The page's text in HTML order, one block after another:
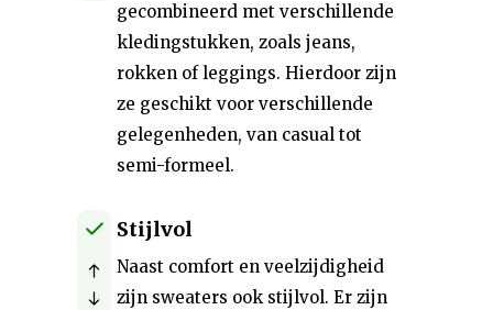
gecombineerd met verschillende
kledingstukken, zoals jeans,
rokken of leggings. Hierdoor zijn
ze geschikt voor verschillende
gelegenheden, van casual tot
semi-formeel.
Stijlvol
Naast comfort en veelzijdigheid
zijn sweaters ook stijlvol. Er zijn